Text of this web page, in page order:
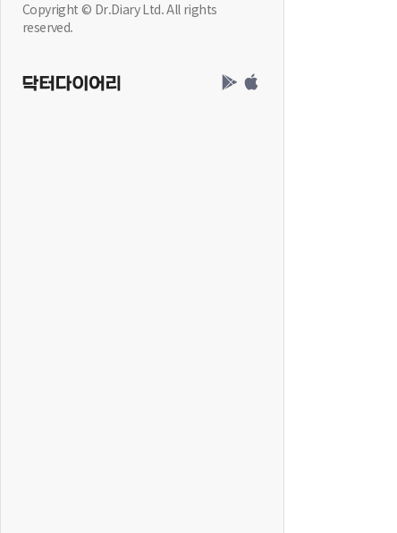
Copyright © Dr.Diary Ltd. All rights
reserved.